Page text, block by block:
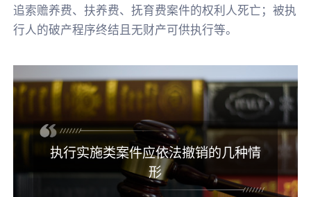
追索赡养费、扶养费、抚育费案件的权利人死亡；被执
行人的破产程序终结且无财产可供执行等。
执行实施类案件应依法撤销的几种情
形